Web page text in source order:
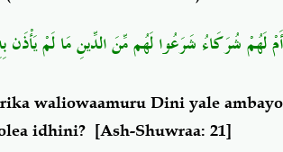
أَمْ لَهُمْ شُرَكَاءُ شَرَعُوا لَهُم مِّنَ الدِّينِ مَا لَمْ يَأْذَن
waliowaamuru Dini yale ambayo
idhini? [Ash-Shuwraa: 21]